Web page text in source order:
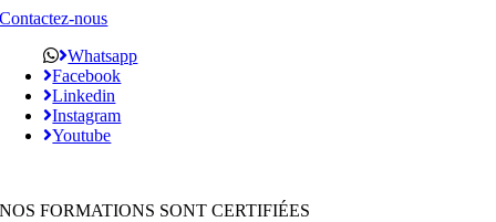
Contactez-nous
Whatsapp
Facebook
Linkedin
Instagram
Youtube
NOS FORMATIONS SONT CERTIFIÉES